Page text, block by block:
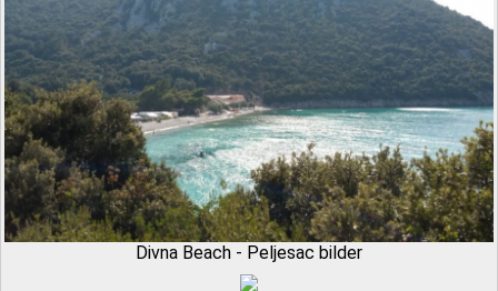
Divna Beach - Peljesac bilder